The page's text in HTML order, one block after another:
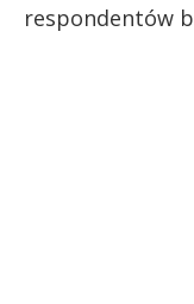
respondentów